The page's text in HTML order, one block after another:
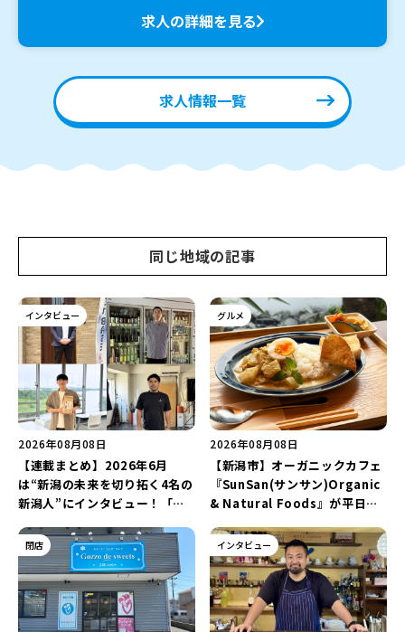
求人の詳細を見る
求人情報一覧
同じ地域の記事
インタビュー
2026年08月08日
【連載まとめ】2026年6月
は“新潟の未来を切り拓く4名の
新潟人”にインタビュー！「学
トグラファー」など要チェック
♪
グルメ
2026年08月08日
【新潟市】オーガニックカフェ
『SunSan(サンサン)Organic
& Natural Foods』が平日ラ
「抗酸化☆レモンチキンカレ
ー」と「美容と健康を考えたプ
レートランチ」を実食レポート
♪
閉店 インタビュー